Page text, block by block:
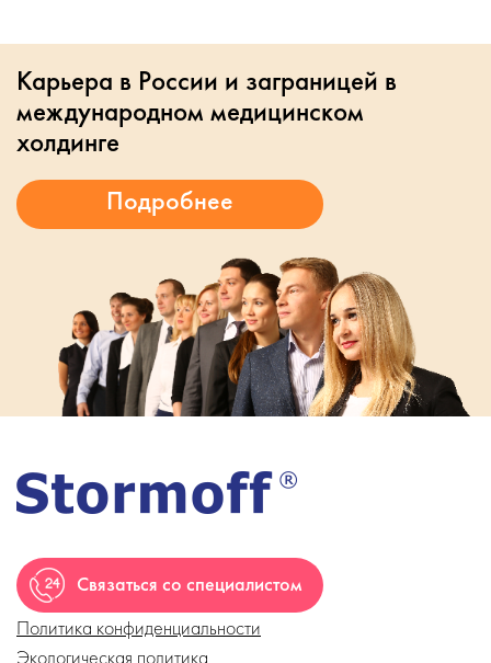
Карьера в России и заграницей в
международном медицинском
холдинге
Связаться со специалистом
Политика конфиденциальности
Экологическая политика